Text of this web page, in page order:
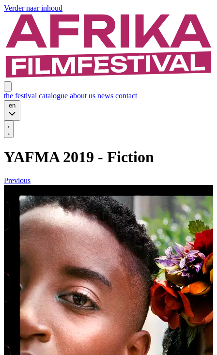
Verder naar inhoud
the festival catalogue about us news contact
en
YAFMA 2019 - Fiction
Previous